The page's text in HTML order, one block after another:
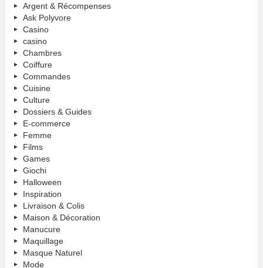
Argent & Récompenses
Ask Polyvore
Casino
casino
Chambres
Coiffure
Commandes
Cuisine
Culture
Dossiers & Guides
E-commerce
Femme
Films
Games
Giochi
Halloween
Inspiration
Livraison & Colis
Maison & Décoration
Manucure
Maquillage
Masque Naturel
Mode